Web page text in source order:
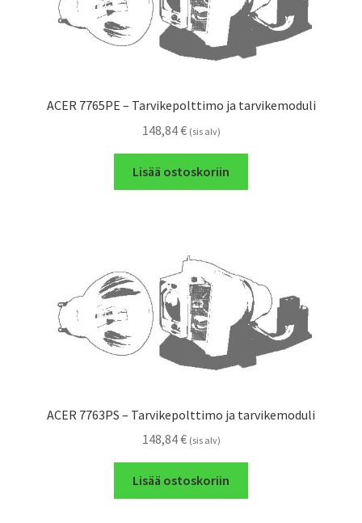
ACER 7765PE – Tarvikepolttimo ja tarvikemoduli
148,84€ (sis alv)
Lisää ostoskoriin
ACER 7763PS – Tarvikepolttimo ja tarvikemoduli
148,84€ (sis alv)
Lisää ostoskoriin